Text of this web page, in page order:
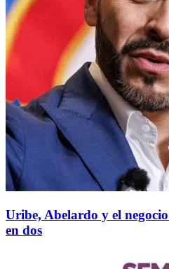
Uribe, Abelardo y el
en dos